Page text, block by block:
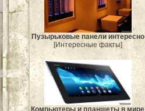
Пузырьковые панели интересно
[Интересные факты]